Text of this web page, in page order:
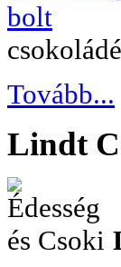
Tovább...
Lindt